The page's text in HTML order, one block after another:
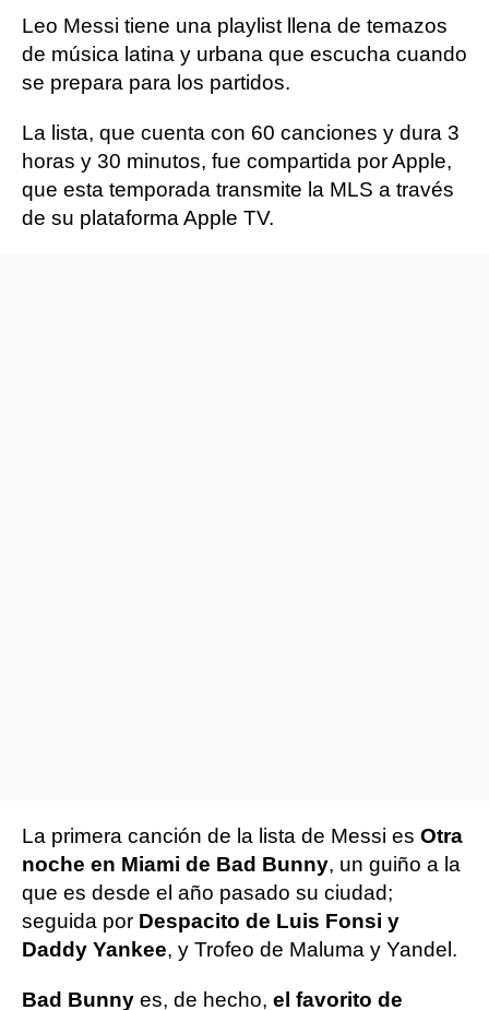
Leo Messi tiene una playlist llena de temazos
de música latina y urbana que escucha cuando
se prepara para los partidos.
La lista, que cuenta con 60 canciones y dura 3
horas y 30 minutos, fue compartida por Apple,
que esta temporada transmite la MLS a través
de su plataforma Apple TV.
La primera canción de la lista de Messi es Otra
noche en Miami de Bad Bunny, un guiño a la
que es desde el año pasado su ciudad;
seguida por Despacito de Luis Fonsi y
Daddy Yankee, y Trofeo de Maluma y Yandel.
Bad Bunny es, de hecho, el favorito de